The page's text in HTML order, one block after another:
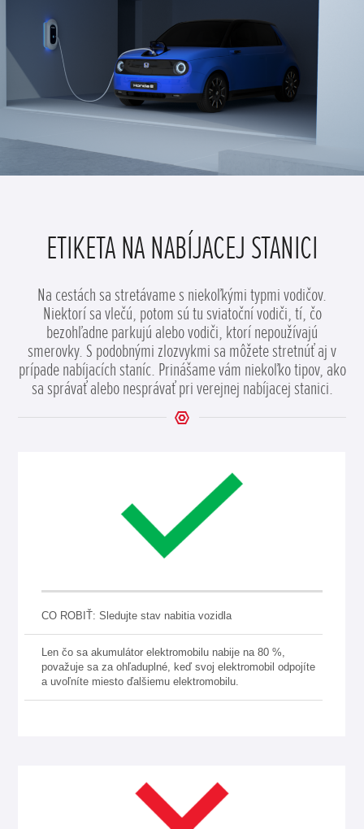
ETIKETA NA NABÍJACEJ STANICI
Na cestách sa stretávame s niekoľkými typmi vodičov.
Niektorí sa vlečú, potom sú tu sviatoční vodiči, tí, čo
bezohľadne parkujú alebo vodiči, ktorí nepoužívajú
smerovky. S podobnými zlozvykmi sa môžete stretnúť aj v
prípade nabíjacích staníc. Prinášame vám niekoľko tipov, ako
sa správať alebo nesprávať pri verejnej nabíjacej stanici.
CO ROBIŤ: Sledujte stav nabitia vozidla
Len čo sa akumulátor elektromobilu nabije na 80 %,
považuje sa za ohľaduplné, keď svoj elektromobil odpojíte
a uvoľníte miesto ďalšiemu elektromobilu.